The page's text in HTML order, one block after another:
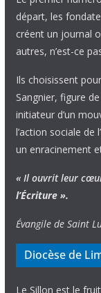
départ, les
créent un journal
autres, n’est-ce
Ils choisissent
Sangnier, figure
initiateur d’un
l’action sociale de
un enracinement
« Il ouvrit leur
l’Écriture ».
Évangile de Saint
Diocèse de
Le Sillon est le